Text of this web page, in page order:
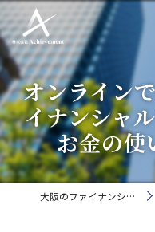
オンライン
イナンシャ
お金の使
大阪のファイナンシャルプランナーなら株式会社Achievement